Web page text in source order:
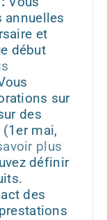
annuelles
et
début
sur
des
mai,
plus
définir
des